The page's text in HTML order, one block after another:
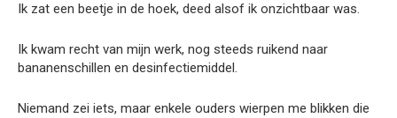
Ik zat een beetje in de hoek, deed alsof ik onzichtbaar was.
Ik kwam recht van mijn werk, nog steeds ruikend naar
bananenschillen en desinfectiemiddel.
Niemand zei iets, maar enkele ouders wierpen me blikken die